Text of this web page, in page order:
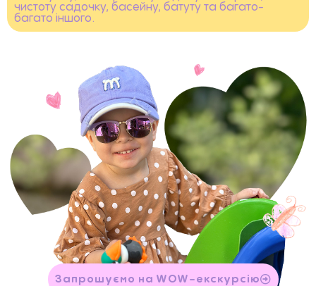
чистоту садочку, басейну, батуту та багато-
багато іншого.
Запрошуємо на WOW-екскурсію